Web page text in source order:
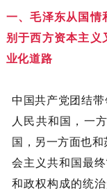
一、毛泽东从国情
别于西方资本主义
业化道路
中国共产党团结
人民共和国，一
国，另一方面也
会主义共和国最
和政权构成的统